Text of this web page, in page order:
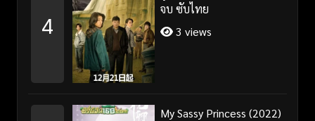
4
จบ ซับไทย
3 views
My Sassy Princess (2022)